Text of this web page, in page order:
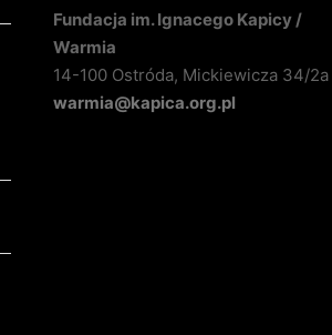
Fundacja im. Ignacego Kapicy /
Warmia
14-100 Ostróda, Mickiewicza 34/2a
warmia@kapica.org.pl